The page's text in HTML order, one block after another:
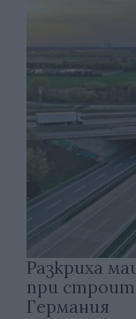
Разкриха
при
Германия